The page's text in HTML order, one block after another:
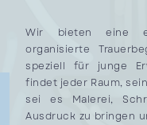
Wir bieten eine
organisierte
speziell für junge
findet jeder Raum,
sei es Malerei,
Ausdruck zu bringen